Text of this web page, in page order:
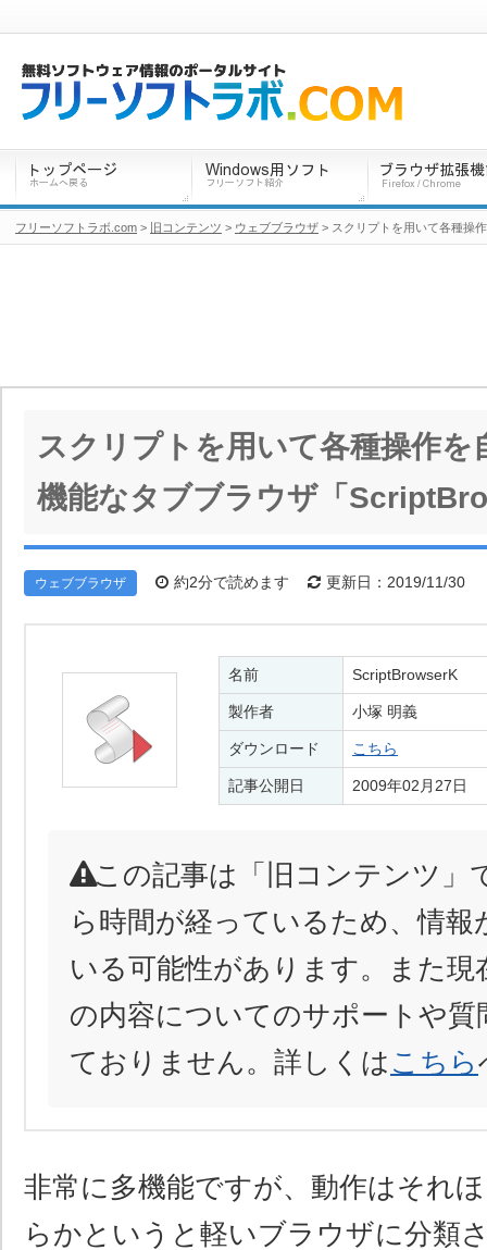
スクリプトを用いて各種操作を
機能なタブブラウザ「
ウェブブラウザ 約2分で読めます 更新日：2019/11/30
名前 ScriptBrowserK
製作者 小塚 明義
ダウンロード こちら
記事公開日 2009年02月27日
この記事は「旧コンテンツ」
ら時間が経っているため、情報
いる可能性があります。また現
の内容についてのサポートや質
ておりません。詳しくは こちら
非常に多機能ですが、動作はそれ
らかというと軽いブラウザに分類
フリーソフトラボ.com > 旧コンテンツ > ウェブブラウザ > スクリプトを用いて各種操